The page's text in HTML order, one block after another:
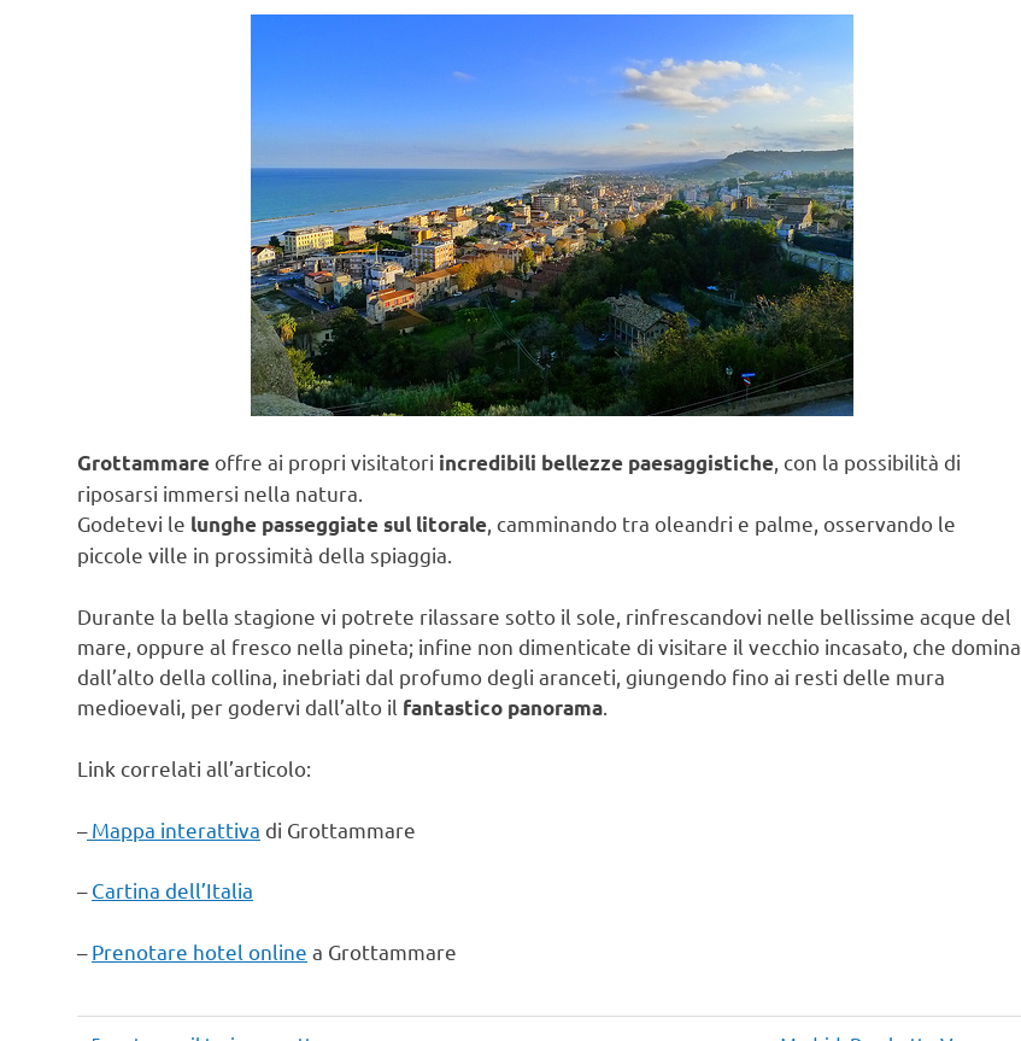
Grottammare offre ai propri visitatori incredibili bellezze paesaggistiche, con la possibilità di
riposarsi immersi nella natura.
Godetevi le lunghe passeggiate sul litorale, camminando tra oleandri e palme, osservando le
piccole ville in prossimità della spiaggia.
Durante la bella stagione vi potrete rilassare sotto il sole, rinfrescandovi nelle bellissime acque del
mare, oppure al fresco nella pineta; infine non dimenticate di visitare il vecchio incasato, che domina
dall’alto della collina, inebriati dal profumo degli aranceti, giungendo fino ai resti delle mura
medioevali, per godervi dall’alto il fantastico panorama
Link correlati all’articolo:
–Mappa interattiva di Grottammare
–Cartina dell’Italia
–Prenotare hotel online a Grottammare